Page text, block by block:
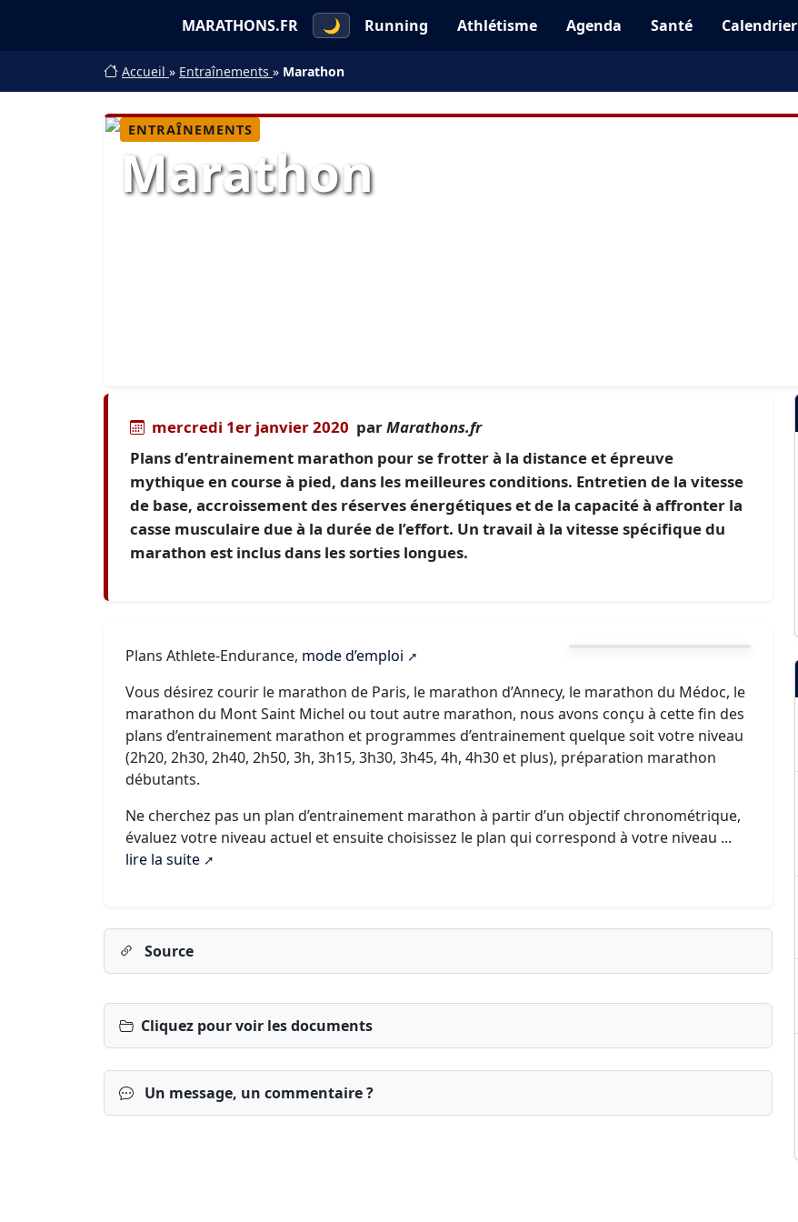
MARATHONS.FR 🌙 Running Athlétisme Agenda Santé Calendrier
Accueil » Entraînements » Marathon
ENTRAÎNEMENTS
Marathon
mercredi 1er janvier 2020 parMarathons.fr
Plans d’entrainement marathon pour se frotter à la distance et épreuve
mythique en course à pied, dans les meilleures conditions. Entretien de la vitesse
de base, accroissement des réserves énergétiques et de la capacité à affronter la
casse musculaire due à la durée de l’effort. Un travail à la vitesse spécifique du
marathon est inclus dans les sorties longues.
Plans Athlete-Endurance, mode d’emploi
Vous désirez courir le marathon de Paris, le marathon d’Annecy, le marathon du Médoc, le
marathon du Mont Saint Michel ou tout autre marathon, nous avons conçu à cette fin des
plans d’entrainement marathon et programmes d’entrainement quelque soit votre niveau
(2h20, 2h30, 2h40, 2h50, 3h, 3h15, 3h30, 3h45, 4h, 4h30 et plus), préparation marathon
débutants.
Ne cherchez pas un plan d’entrainement marathon à partir d’un objectif chronométrique,
évaluez votre niveau actuel et ensuite choisissez le plan qui correspond à votre niveau ...
lire la suite
Source
Cliquez pour voir les documents
Un message, un commentaire ?